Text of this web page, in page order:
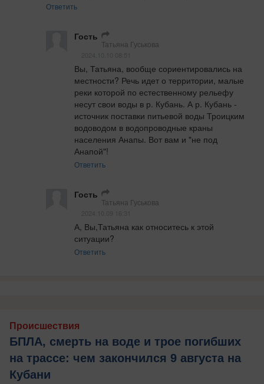
Ответить
Гость
Татьяна Гуськова
Вы, Татьяна, вообще сориентировались на
местности? Речь идет о территории, малые
реки которой по естественному рельефу
несут свои воды в р. Кубань. А р. Кубань -
источник поставки питьевой воды Троицким
водоводом в водопроводные краны
населения Анапы. Вот вам и "не под
Анапой"!
Ответить
Гость
Татьяна Гуськова
А, Вы,Татьяна как относитесь к этой
ситуации?
Ответить
Происшествия
БПЛА, смерть на воде и трое погибших
на трассе: чем закончился 9 августа на
Кубани